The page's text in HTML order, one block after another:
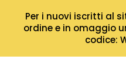
Per i nuovi iscritti al
ordine e in omaggio
codice: